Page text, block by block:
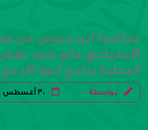
محاضرة ابن جريس عن
الاجتماعي على ضوء بعض
المحلية بنادي ابها الادبي
بواسطة |
| 30 أغسطس , 2018